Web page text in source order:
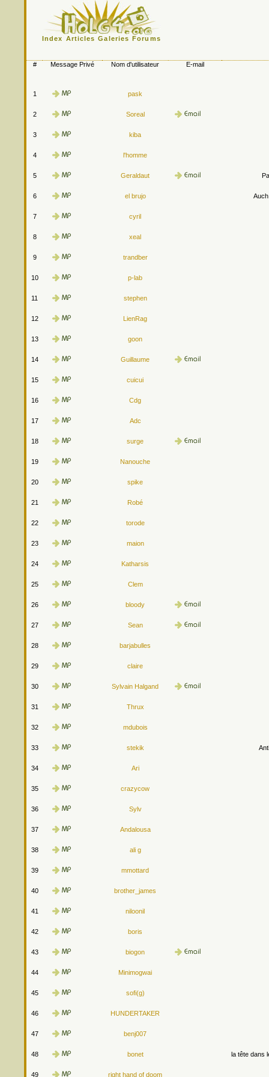
Index Articles Galeries Forums
# Message Privé Nom d'utilisateur E-mail
1 pask
2 Soreal
3 kiba
4 l'homme
5 Geraldaut
6 el brujo
7 cyril
8 xeal
9 trandber
10 p-lab
11 stephen
12 LienRag
13 goon
14 Guillaume
15 cuicui
16 Cdg
17 Adc
18 surge
19 Nanouche
20 spike
21 Robé
22 torode
23 maion
24 Katharsis
25 Clem
26 bloody
27 Sean
28 barjabulles
29 claire
30 Sylvain Halgand
31 Thrux
32 mdubois
33 stekik
34 Ari
35 crazycow
36 Sylv
37 Andalousa
38 ali g
39 mmottard
40 brother_james
41 niloonil
42 boris
43 biogon
44 Minimogwai
45 sofi(g)
46 HUNDERTAKER
47 benj007
48 bonet la tête dans
49 right hand of doom